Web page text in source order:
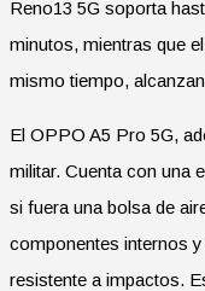
Reno13 5G soporta
minutos, mientras que
mismo tiempo,
El OPPO A5 Pro 5G,
militar. Cuenta con una
si fuera una bolsa de
componentes internos
resistente a impactos.